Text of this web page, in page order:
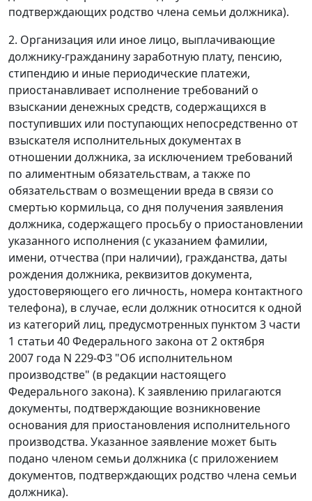
подтверждающих родство члена семьи должника).
2. Организация или иное лицо, выплачивающие
должнику-гражданину заработную плату, пенсию,
стипендию и иные периодические платежи,
приостанавливает исполнение требований о
взыскании денежных средств, содержащихся в
поступивших или поступающих непосредственно от
взыскателя исполнительных документах в
отношении должника, за исключением требований
по алиментным обязательствам, а также по
обязательствам о возмещении вреда в связи со
смертью кормильца, со дня получения заявления
должника, содержащего просьбу о приостановлении
указанного исполнения (с указанием фамилии,
имени, отчества (при наличии), гражданства, даты
рождения должника, реквизитов документа,
удостоверяющего его личность, номера контактного
телефона), в случае, если должник относится к одной
из категорий лиц, предусмотренных пунктом 3 части
1 статьи 40 Федерального закона от 2 октября
2007 года N 229-ФЗ "Об исполнительном
производстве" (в редакции настоящего
Федерального закона). К заявлению прилагаются
документы, подтверждающие возникновение
основания для приостановления исполнительного
производства. Указанное заявление может быть
подано членом семьи должника (с приложением
документов, подтверждающих родство члена семьи
должника).